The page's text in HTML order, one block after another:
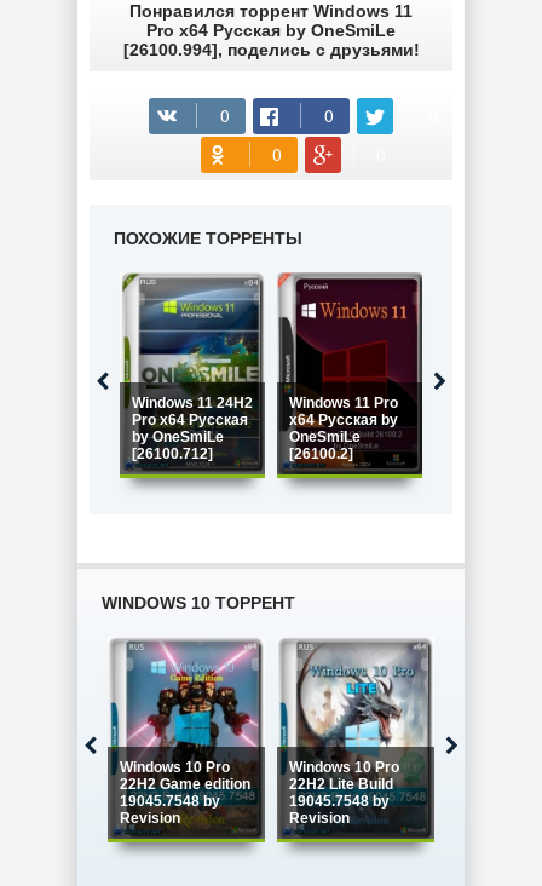
Понравился торрент Windows 11
Pro x64 Русская by OneSmiLe
[26100.994], поделись с друзьями!
ПОХОЖИЕ ТОРРЕНТЫ
Windows 11 24H2
Pro x64 Русская
by OneSmiLe
[26100.712]
Windows 11 Pro
x64 Русская by
OneSmiLe
[26100.2]
WINDOWS 10 ТОРРЕНТ
Windows 10 Pro
22H2 Game edition
19045.7548 by
Revision
Windows 10 Pro
22H2 Lite Build
19045.7548 by
Revision